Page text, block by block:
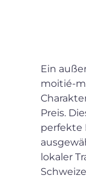
Ein
moitié-
Preis.
perfekte
lokaler